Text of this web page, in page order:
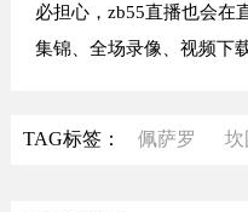
必担心，zb55直播也会在
集锦、全场录像、视频下载
TAG标签： 佩萨罗 坎